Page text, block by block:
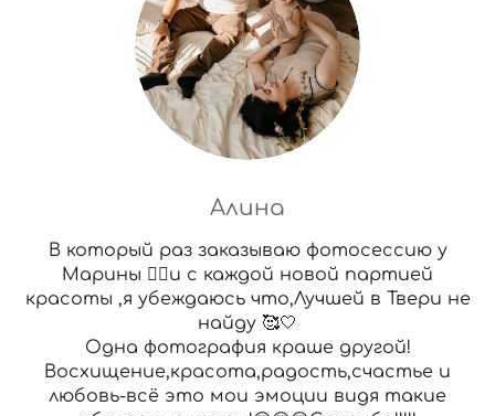
Алина
В который раз заказываю фотосессию у
Марины 👍🏻и с каждой новой партией
красоты ,я убеждаюсь что,Лучшей в Твери не
найду 🥰🤍
Одна фотография краше другой!
Восхищение,красота,радость,счастье и
любовь-всё это мои эмоции видя такие